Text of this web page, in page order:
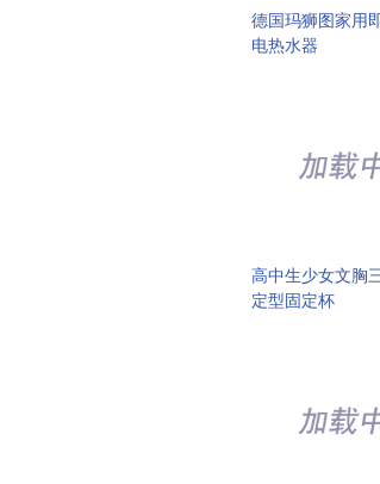
德国玛狮图家用
电热水器
高中生少女文胸
定型固定杯